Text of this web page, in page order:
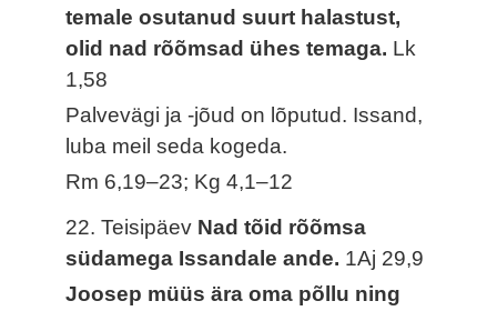
temale osutanud suurt halastust,
olid nad rõõmsad ühes temaga. Lk
1,58
Palvevägi ja -jõud on lõputud. Issand,
luba meil seda kogeda.
Rm 6,19–23; Kg 4,1–12
22. Teisipäev Nad tõid rõõmsa
südamega Issandale ande. 1Aj 29,9
Joosep müüs ära oma põllu ning